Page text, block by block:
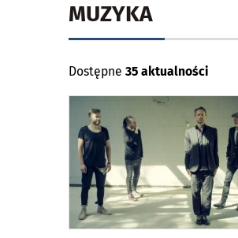
MUZYKA
Dostępne 35 aktualności